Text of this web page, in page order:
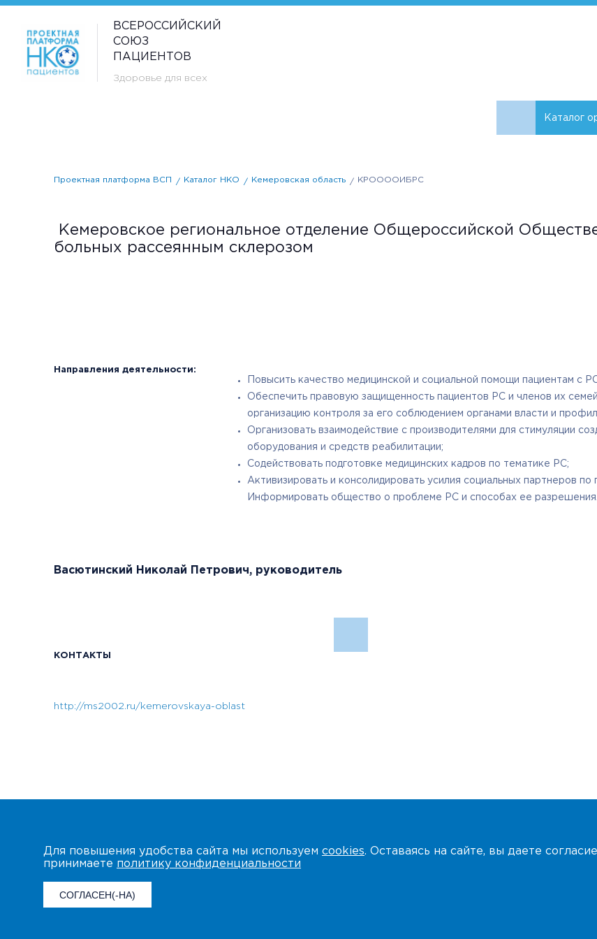
ВСЕРОССИЙСКИЙ
СОЮЗ
ПАЦИЕНТОВ
Здоровье для всех
Каталог
Проектная платформа ВСП Каталог НКО Кемеровская область КРООООИБРС
Кемеровское региональное отделение Общероссийской
больных рассеянным склерозом
Направления деятельности:
Повысить качество медицинской и социальной помощи пациентам с
Обеспечить правовую защищенность пациентов РС и членов их
организацию контроля за его соблюдением органами власти и
Организовать взаимодействие с производителями для стимуляции
оборудования и средств реабилитации;
Содействовать подготовке медицинских кадров по тематике РС;
Активизировать и консолидировать усилия социальных партнеров
Информировать общество о проблеме РС и способах ее разрешения.
Васютинский Николай Петрович, руководитель
КОНТАКТЫ
http://ms2002.ru/kemerovskaya-oblast
Для повышения удобства сайта мы используем cookies. Оставаясь на сайте, вы даете
принимаете политику конфиденциальности
СОГЛАСЕН(-НА)